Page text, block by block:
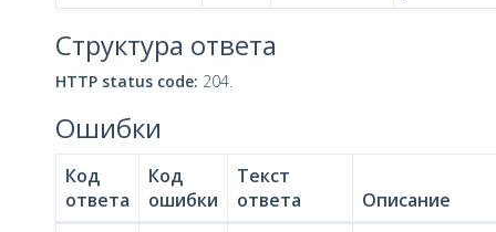
Структура ответа
HTTP status code: 204.
Ошибки
Код
ответа
Код
ошибки
Текст
ответа
Описание